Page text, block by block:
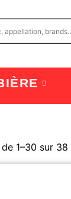
1–30 sur